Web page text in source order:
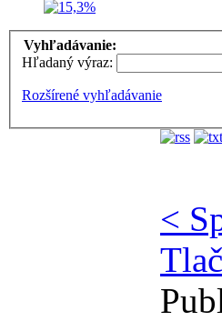
Vyhľadávanie:
Hľadaný výraz:
Rozšírené vyhľadávanie
<